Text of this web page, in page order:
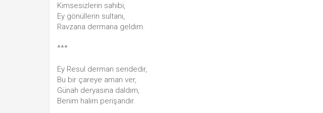
Kimsesizlerin sahibi,
Ey gönüllerin sultanı,
Ravzana dermana geldim.
***
Ey Resul derman sendedir,
Bu bir çareye aman ver,
Günah deryasına daldım,
Benim halim perişandır.